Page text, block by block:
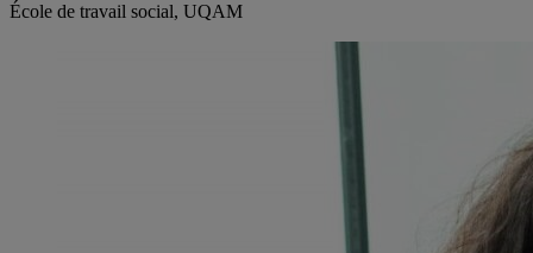
École de travail social, UQAM